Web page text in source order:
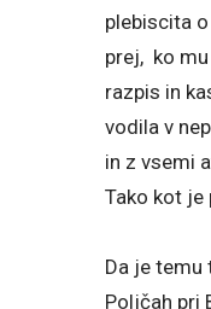
plebiscita
prej, ko
razpis in
vodila v
in z vsemi
Tako kot je
Da je temu
Poljčah pri